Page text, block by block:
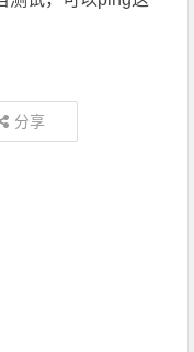
分享